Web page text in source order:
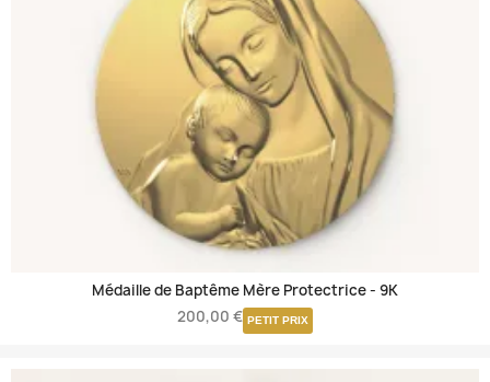
Médaille de Baptême Mère Protectrice - 9K
200,00 € PETIT PRIX